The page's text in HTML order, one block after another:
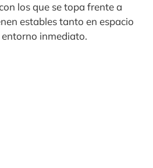
los que se topa frente a
estables tanto en espacio
inmediato.